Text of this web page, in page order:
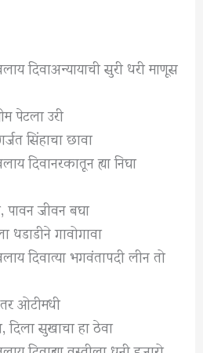
दिवाअन्यायाची सुरी धरी माणूस
पेटला उरी
सिंहाचा छावा
दिवानरकातून ह्या निघा
जीवन बघा
गावोगावा
दिवात्या भगवंतापदी लीन तो
ओटीमधी
दिला सुखाचा हा ठेवा